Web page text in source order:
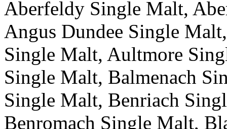
Aberfeldy Single Malt,
Angus Dundee Single
Single Malt, Aultmore
Single Malt, Balmenach
Single Malt, Benriach
Benromach Single Malt,